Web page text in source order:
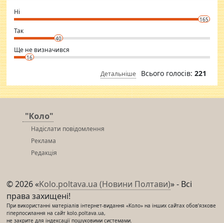
want to meet new people. Sakshi Mirchandani health and figure
conscious in order to keep yourself fit and regularly go to the health
club.
⇒ sakshimirchandani.com
Ні
165
Так
40
Ще не визначився
16
Детальніше Всього голосів: 221
"Коло"
Надіслати повідомлення
Реклама
Редакція
© 2026 «Kolo.poltava.ua (Новини Полтави)» - Всі
права захищені!
При використанні матеріалів інтернет-видання «Коло» на інших сайтах обов’язкове
гіперпосилання на сайт kolo.poltava.ua,
не закрите для індексації пошуковими системами.